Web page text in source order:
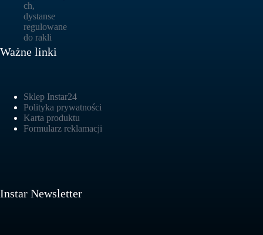
Ważne linki
Sklep Instar24
Polityka prywatności
Karta produktu
Formularz reklamacji
Instar Newsletter